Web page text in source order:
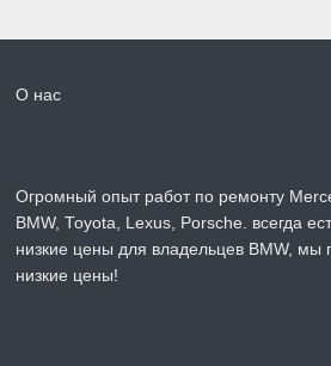
О нас
Огромный опыт работ по ремонту
BMW, Toyota, Lexus, Porsche. всегда
низкие цены для владельцев BMW, мы
низкие цены!